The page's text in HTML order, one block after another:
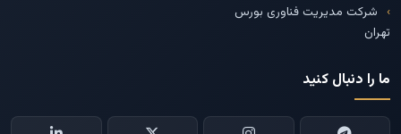
شرکت مدیریت فناوری بورس
تهران
ما را دنبال کنید